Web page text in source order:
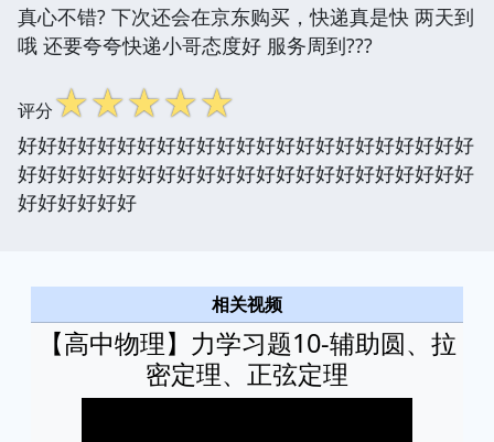
真心不错? 下次还会在京东购买，快递真是快 两天到
哦 还要夸夸快递小哥态度好 服务周到???
评分☆☆☆☆☆
好好好好好好好好好好好好好好好好好好好好好好好
好好好好好好好好好好好好好好好好好好好好好好好
好好好好好好
相关视频
【高中物理】力学习题10-辅助圆、拉
密定理、正弦定理